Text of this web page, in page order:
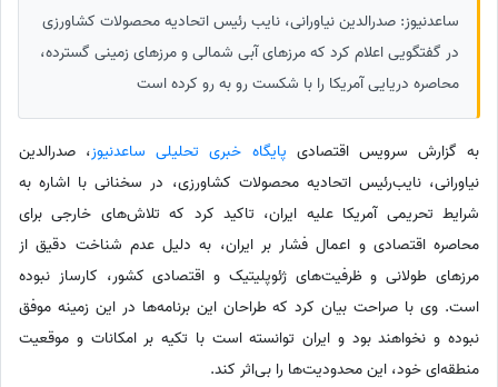
ساعدنیوز: صدرالدین نیاورانی، نایب رئیس اتحادیه محصولات کشاورزی
در گفتگویی اعلام کرد که مرزهای آبی شمالی و مرزهای زمینی گسترده،
محاصره دریایی آمریکا را با شکست رو به رو کرده است
به گزارش سرویس اقتصادی پایگاه خبری تحلیلی ساعدنیوز، صدرالدین
نیاورانی، نایب‌رئیس اتحادیه محصولات کشاورزی، در سخنانی با اشاره به
شرایط تحریمی آمریکا علیه ایران، تاکید کرد که تلاش‌های خارجی برای
محاصره اقتصادی و اعمال فشار بر ایران، به دلیل عدم شناخت دقیق از
مرزهای طولانی و ظرفیت‌های ژئوپلیتیک و اقتصادی کشور، کارساز نبوده
است. وی با صراحت بیان کرد که طراحان این برنامه‌ها در این زمینه موفق
نبوده و نخواهند بود و ایران توانسته است با تکیه بر امکانات و موقعیت
منطقه‌ای خود، این محدودیت‌ها را بی‌اثر کند.